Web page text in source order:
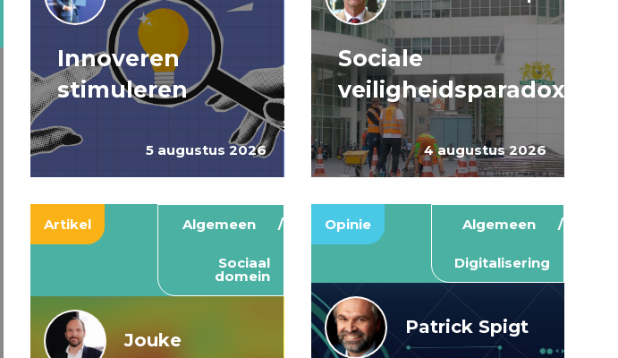
5 augustus 2026
Innoveren
stimuleren
4 augustus 2026
Sociale
veiligheidsparadox
Artikel Algemeen
Sociaal
domein
Jouke
Opinie Algemeen
Digitalisering
Patrick Spigt